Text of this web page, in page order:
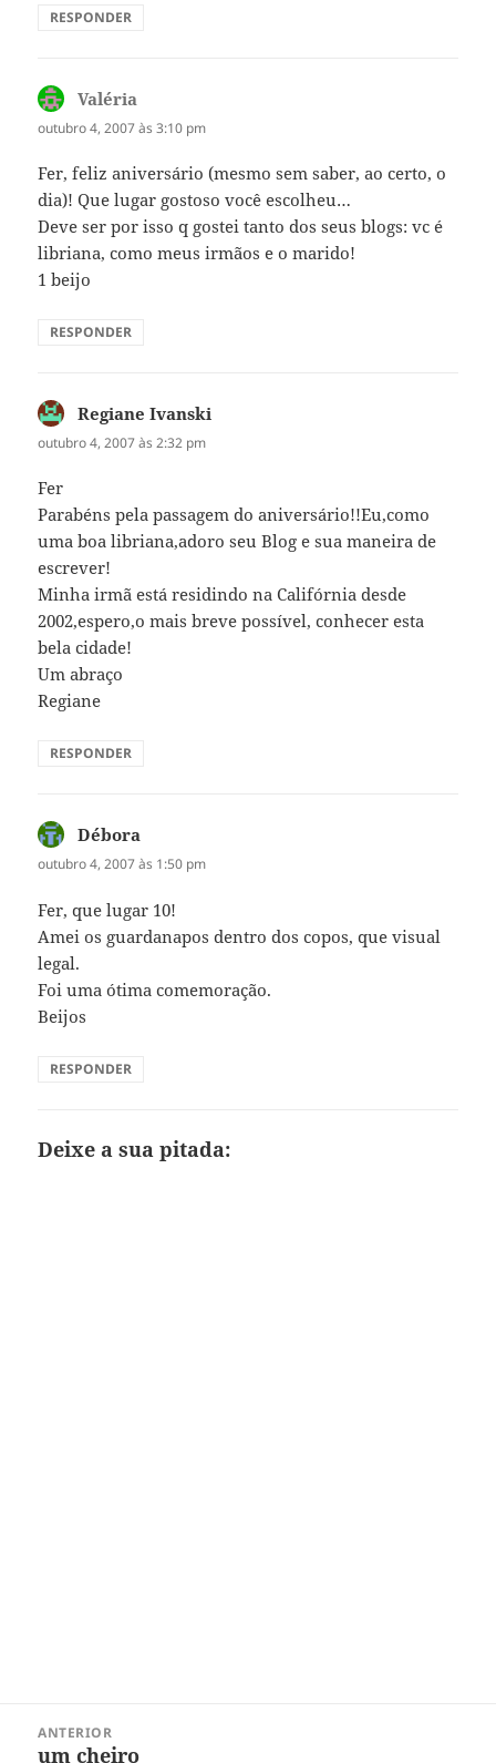
RESPONDER
Valéria
outubro 4, 2007 às 3:10 pm
Fer, feliz aniversário (mesmo sem saber, ao certo, o
dia)! Que lugar gostoso você escolheu…
Deve ser por isso q gostei tanto dos seus blogs: vc é
libriana, como meus irmãos e o marido!
1 beijo
RESPONDER
Regiane Ivanski
outubro 4, 2007 às 2:32 pm
Fer
Parabéns pela passagem do aniversário!!Eu,como
uma boa libriana,adoro seu Blog e sua maneira de
escrever!
Minha irmã está residindo na Califórnia desde
2002,espero,o mais breve possível, conhecer esta
bela cidade!
Um abraço
Regiane
RESPONDER
Débora
outubro 4, 2007 às 1:50 pm
Fer, que lugar 10!
Amei os guardanapos dentro dos copos, que visual
legal.
Foi uma ótima comemoração.
Beijos
RESPONDER
Deixe a sua pitada:
ANTERIOR
Post
um cheiro